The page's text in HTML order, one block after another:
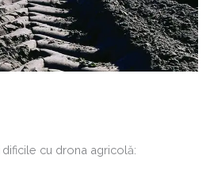
cu drona agricolă: